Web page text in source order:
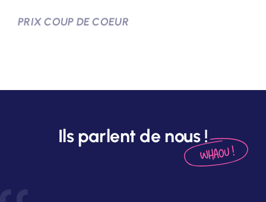
PRIX COUP DE COEUR
Ils parlent de nous !